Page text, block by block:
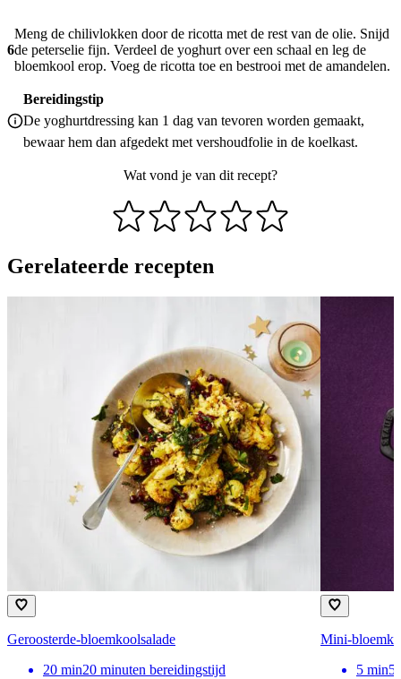
6
Meng de chilivlokken door de ricotta met de rest van de olie. Snijd
de peterselie fijn. Verdeel de yoghurt over een schaal en leg de
bloemkool erop. Voeg de ricotta toe en bestrooi met de amandelen.
Bereidingstip
De yoghurtdressing kan 1 dag van tevoren worden gemaakt,
bewaar hem dan afgedekt met vershoudfolie in de koelkast.
Wat vond je van dit recept?
Gerelateerde recepten
Geroosterde-bloemkoolsalade
20 min20 minuten bereidingstijd
Mini-
5 min5